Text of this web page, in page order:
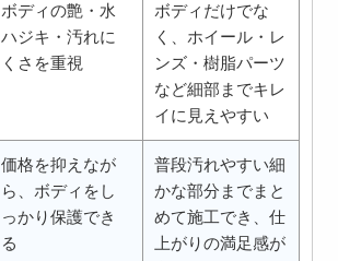
ボディの艶・水
ハジキ・汚れに
くさを重視
ボディだけでな
く、ホイール・レ
ンズ・樹脂パーツ
など細部までキレ
イに見えやすい
価格を抑えなが
ら、ボディをし
っかり保護でき
る
普段汚れやすい細
かな部分までまと
めて施工でき、仕
上がりの満足感が